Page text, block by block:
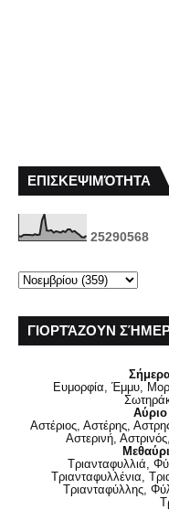
ΕΠΙΣΚΕΨΙΜΌΤΗΤΑ
25290568
ΓΙΟΡΤΆΖΟΥΝ
Ευμορφία, Έμμυ,
Αύριο
Αστέριος, Αστέρης,
Αστερινή,
Τριανταφυλλιά,
Τριανταφυλλένια,
Τριανταφύλλης,